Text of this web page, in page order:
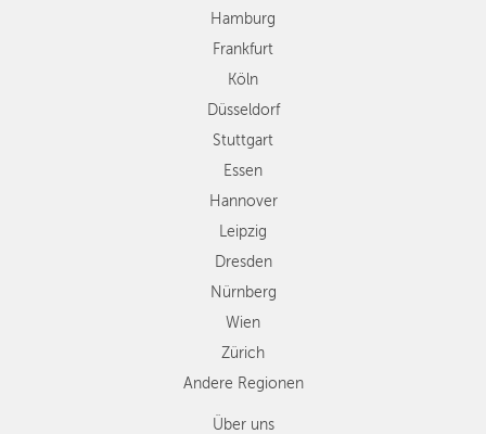
Essen
Dresden
Nürnberg
Wien
Zürich
Andere
Regionen
Hamburg
Frankfurt
Köln
Düsseldorf
Stuttgart
Essen
Hannover
Leipzig
Dresden
Nürnberg
Wien
Zürich
Andere Regionen
Über uns